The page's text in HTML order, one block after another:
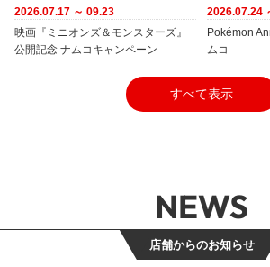
2026.07.17 ～ 09.23
映画『ミニオンズ＆モンスターズ』
公開記念 ナムコキャンペーン
2026.07.24
Pokémon
ムコ
すべて表示
店舗からのお知らせ
NEWS